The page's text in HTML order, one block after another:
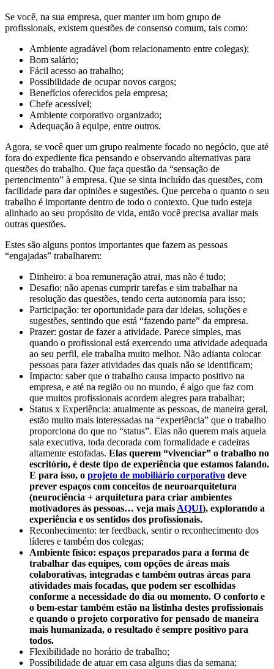
Se você, na sua empresa, quer manter um bom grupo de
profissionais, existem questões de consenso comum, tais como:
Ambiente agradável (bom relacionamento entre colegas);
Bom salário;
Fácil acesso ao trabalho;
Possibilidade de ocupar novos cargos;
Benefícios oferecidos pela empresa;
Chefe acessível;
Ambiente corporativo organizado;
Adequação à equipe, entre outros.
Agora, se você quer um grupo realmente focado no negócio, que até
fora do expediente fica pensando e observando alternativas para
questões do trabalho. Que faça questão da “sensação de
pertencimento” à empresa. Que se sinta incluído das questões, com
facilidade para dar opiniões e sugestões. Que perceba o quanto o seu
trabalho é importante dentro de todo o contexto. Que tudo esteja
alinhado ao seu propósito de vida, então você precisa avaliar mais
outras questões.
Estes são alguns pontos importantes que fazem as pessoas
“engajadas” trabalharem:
Dinheiro: a boa remuneração atrai, mas não é tudo;
Desafio: não apenas cumprir tarefas e sim trabalhar na
resolução das questões, tendo certa autonomia para isso;
Participação: ter oportunidade para dar ideias, soluções e
sugestões, sentindo que está “fazendo parte” da empresa.
Prazer: gostar de fazer a atividade. Parece simples, mas
quando o profissional está exercendo uma atividade adequada
ao seu perfil, ele trabalha muito melhor. Não adianta colocar
pessoas para fazer atividades das quais não se identificam;
Impacto: saber que o trabalho causa impacto positivo na
empresa, e até na região ou no mundo, é algo que faz com
que muitos profissionais acordem alegres para trabalhar;
Status x Experiência: atualmente as pessoas, de maneira geral,
estão muito mais interessadas na “experiência” que o trabalho
proporciona do que no “status”. Elas não querem mais aquela
sala executiva, toda decorada com formalidade e cadeiras
altamente estofadas. Elas querem “vivenciar” o trabalho no
escritório, é deste tipo de experiência que estamos falando.
E para isso, o projeto de mobiliário corporativo deve
prever espaços com conceitos de neuroarquitetura
(neurociência + arquitetura para criar ambientes
motivadores às pessoas… veja maisAQUI), explorando a
experiência e os sentidos dos profissionais.
Reconhecimento: ter feedback, sentir o reconhecimento dos
líderes e também dos colegas;
Ambiente físico: espaços preparados para a forma de
trabalhar das equipes, com opções de áreas mais
colaborativas, integradas e também outras áreas para
atividades mais focadas, que podem ser escolhidas
conforme a necessidade do dia ou momento. O conforto e
o bem-estar também estão na listinha destes profissionais
e quando o projeto corporativo for pensado de maneira
mais humanizada, o resultado é sempre positivo para
todos.
Flexibilidade no horário de trabalho;
Possibilidade de atuar em casa alguns dias da semana;